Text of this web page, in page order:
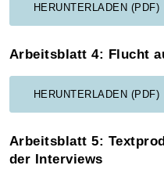
HERUNTERLADEN (PDF)
Arbeitsblatt 4: Flucht
HERUNTERLADEN (PDF)
Arbeitsblatt 5:
der Interviews